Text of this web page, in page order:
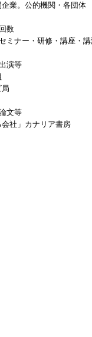
業。公的機関・各団体
数
ミナー・研修・講座・講
演等
文等
会社」カナリア書房